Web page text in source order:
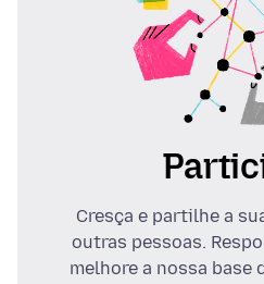
Cresça e partilhe a
outras pessoas.
melhore a nossa base